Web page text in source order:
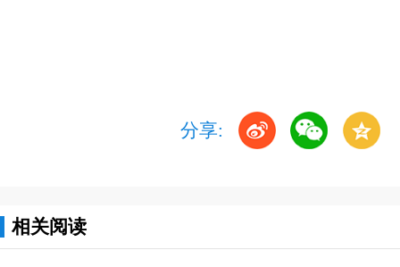
分享:
相关阅读